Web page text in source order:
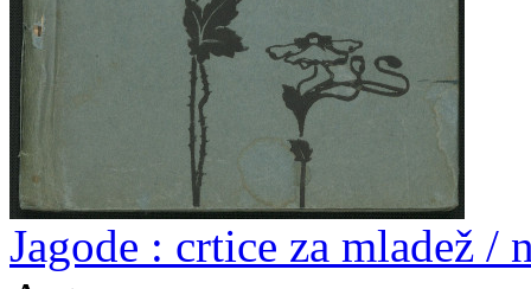
Jagode : crtice za mladež /